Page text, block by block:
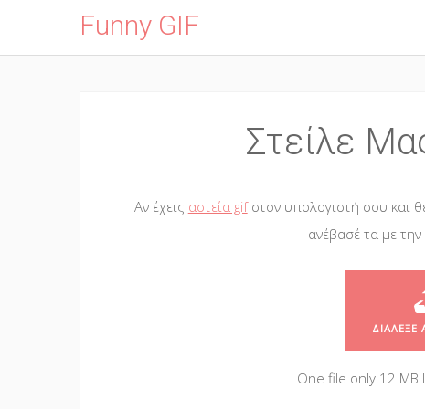
Funny GIF
Στείλε
Αν έχεις αστεία gifστον υπολογιστή σου και
ανέβασέ τα με
ΔΙΆΛΕΞΕ
One file only.12 MB